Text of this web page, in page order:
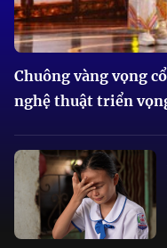
Chuông vàng vọng
nghệ thuật triển